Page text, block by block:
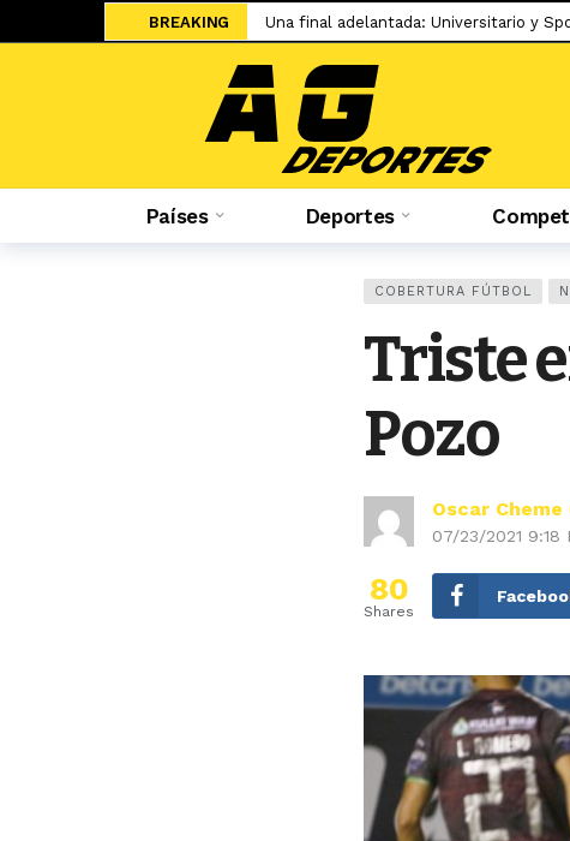
BREAKING Una final adelantada: Universitario y
Islam Makhachev criticó duramente la
Jesús Castillo: «La ‘U’ ha demostrado
Salah ya tiene nuevo equipo: el
El adiós de Nahuel Molina abre la
Sporting Cristal: Colombiano Cuesta
Federico Girotti: «Hubo discusiones
El UFC 331 tendrá la revancha del
Países Deportes
COBERTURA FÚTBOL
Triste
Pozo
Oscar Cheme
07/23/2021 9:18
80
Shares